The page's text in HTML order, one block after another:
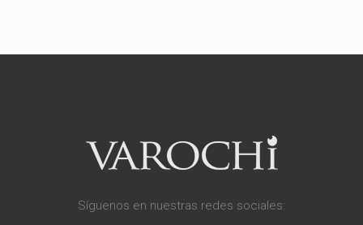
Síguenos en nuestras redes sociales: